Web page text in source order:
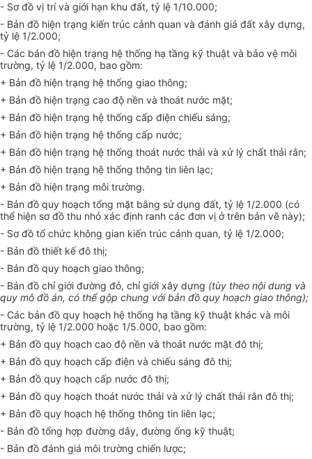
- Sơ đồ vị trí và giới hạn khu đất, tỷ lệ 1/10.000;
- Bản đồ hiện trạng kiến trúc cảnh quan và đánh giá đất xây dựng,
tỷ lệ 1/2.000;
- Các bản đồ hiện trạng hệ thống hạ tầng kỹ thuật và bảo vệ môi
trường, tỷ lệ 1/2.000, bao gồm:
+ Bản đồ hiện trạng hệ thống giao thông;
+ Bản đồ hiện trạng cao độ nền và thoát nước mặt;
+ Bản đồ hiện trạng hệ thống cấp điện chiếu sáng;
+ Bản đồ hiện trạng hệ thống cấp nước;
+ Bản đồ hiện trạng hệ thống thoát nước thải và xử lý chất thải rắn;
+ Bản đồ hiện trạng hệ thống thông tin liên lạc;
+ Bản đồ hiện trạng môi trường.
- Bản đồ quy hoạch tổng mặt bằng sử dụng đất, tỷ lệ 1/2.000 (có
thể hiện sơ đồ thu nhỏ xác định ranh các đơn vị ở trên bản vẽ này);
- Sơ đồ tổ chức không gian kiến trúc cảnh quan, tỷ lệ 1/2.000;
- Bản đồ thiết kế đô thị;
- Bản đồ quy hoạch giao thông;
- Bản đồ chỉ giới đường đỏ, chỉ giới xây dựng (tùy theo nội dung và
quy mô đồ án, có thểgộp chung với bản đồ quy hoạch giao thông);
- Các bản đồ quy hoạch hệ thống hạ tầng kỹ thuật khác và môi
trường, tỷ lệ 1/2.000 hoặc 1/5.000, bao gồm:
+ Bản đồ quy hoạch cao độ nền và thoát nước mặt đô thị;
+ Bản đồ quy hoạch cấp điện và chiếu sáng đô thị;
+ Bản đồ quy hoạch cấp nước đô thị;
+ Bản đồ quy hoạch thoát nước thải và xử lý chất thải rắn đô thị;
+ Bản đồ quy hoạch hệ thống thông tin liên lạc;
- Bản đồ tổng hợp đường dây, đường ống kỹ thuật;
- Bản đồ đánh giá môi trường chiến lược;